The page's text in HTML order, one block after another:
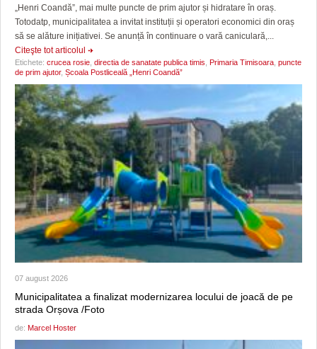
„Henri Coandă”, mai multe puncte de prim ajutor și hidratare în oraș.
Totodatp, municipalitatea a invitat instituții și operatori economici din oraș
să se alăture inițiativei. Se anunță în continuare o vară caniculară,...
Citeşte tot articolul
Etichete: crucea rosie directia de sanatate publica timis Primaria Timisoara puncte
de prim ajutor, Școala Postliceală „Henri Coandă”
07 august 2026
Municipalitatea a finalizat modernizarea locului de joacă de pe
strada Orșova /Foto
de: Marcel Hoster